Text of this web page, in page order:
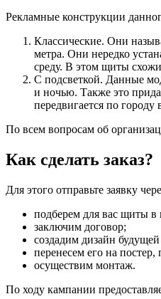
Рекламные конструкции
Классические. Они
метра. Они нередко
среду. В этом щиты
С подсветкой. Данные
и ночью. Также это
передвигается по городу
По всем вопросам об
Как сделать заказ?
Для этого отправьте заявку
подберем для вас щиты
заключим договор;
создадим дизайн
перенесем его на
осуществим монтаж.
По ходу кампании